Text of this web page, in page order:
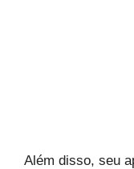
Além disso, seu